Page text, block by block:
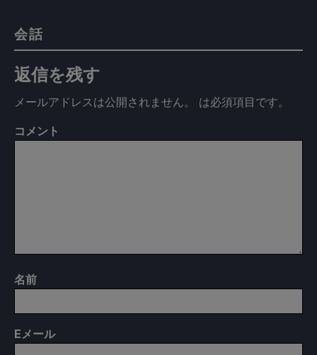
会話
返信を残す
メールアドレスは公開されません。 は必須項目です。
コメント
名前
Eメール